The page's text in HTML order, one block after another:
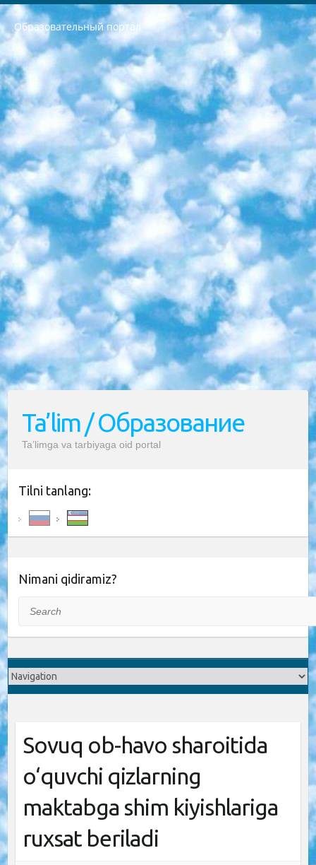
Образовательный портал
РЕСПУБЛИКА УЗБЕКИСТАН МИНИСТРЕРСТВО ДОШКОЛЬНОГО И ШКОЛЬНОГО ОБРАЗОВАНИЯ КОМАНДА в общеобразовательных учреждениях в 2023-2024 учебном году организация и проведение итоговой государственной аттестации обучающихся о Министра дошкольного и школьного образования Республики Узбекистан от 4 марта 2008 года (постановлением Минюста от 20 марта 2008 года № 1778 государственной регистрации) «Итоговое состояние учащихся общего среднего образования на основании положения об утверждении положения об аттестации общего среднего образования выпускной экзамен студентов в образовательных учреждениях в 2023-2024 учебном году В целях организации и прохождения аттестации приказываю: 1. Следующее: перечень предметов, по которым будет проводиться итоговая государственная аттестация и экзамен формы перевода согласно приложению 1; сертификаты международного образца, оценивающие уровень владения иностранными языками перечень согласно приложению 2; 2. Педагогический при специализированных образовательных учреждениях. научно-практический центр квалификации и международной оценки (Д.Давидова) 2024 г. До 25 марта: задания по предметам, по которым будет проводиться итоговая аттестация разработка и утверждение технических условий; итоговая аттестация на основании разработанного предметного задания разработка вопросов по предметам (устно и письменно), экзамен передача; общеобразовательные средние школы и специальные учебные заведения учащиеся выпускных классов школ и интернатов в агентской системе подготовка базы данных экзаменационных материалов и критериев оценки; перевод базы экзаменационных материалов на все языки обучения подать в Республиканский образовательный центр для изготовления; варианты экзаменов на основе разработанных контрольных материалов пусть будут поставлены задачи формирования. 3. Республиканский образовательный центр (Ш.Худайкулов) до 5 апреля 2024 года. до: база данных предоставленных экзаменационных материалов на все языки обучения перевод и экспертиза; для слепых, слабовидящих, глухих, слабослышащих и умственно отсталых детей учащиеся выпускных классов специализированных школ и школ-интернатов база данных экзаменационных материалов на всех преподаваемых языках подготовка критериев оценки; специализированные школы для умственно отсталых детей и технологии для учащихся выпускных классов школ-интернатов разработка соответствующих рекомендаций и критериев проведения ЕГЭ по естествознанию давать задания. 4. Педагогический при специализированных образовательных учреждениях. Научно-практический центр навыков и международной оценки (Д.Давидова), Республика образовательный центр (Худайкулов Ш.) итоговый государственный аттестационный экзамен ориентирован на творческое и логическое мышление при подготовке базы материалов учитывать введение заданий. 5. Следует отметить, что: сертификат государственного образца о знании общеобразовательного предмета и как минимум национальный уровень B1 по предметам на иностранных языках, указанным в Приложении 2. или международно признанный сертификат эквивалентного уровня студенты, изучающие определенный предмет, освобождаются от экзамена; по соответствующим предметам запланирована итоговая государственная аттестация за день до дня, путем жеребьевки Рабочей группой (в письменной форме по предметам, проводимым в форме) из числа сформированных вариантов выбрано 2 варианта; 2 выбранных варианта экзамена анонсированы на официальном сайте министерства и все выпускники по всей стране на основе этих вариантов проводит итоговую государственную аттестацию. 6. Государственное образование учащихся средних общеобразовательных учреждений. знания в соответствии с квалификационными требованиями, которые необходимо приобрести на основании стандартов итоговый (выпускной) контроль для 9 и 11 классов в целях тестирования Экзамены (далее – экзамены) состоят из предметов, перечисленных в приложении 1. будет сделано. 7. Экзамены пройдут с 26 мая по 15 июня 2024 г. (кроме науки физического воспитания). 8. Физическая для учащихся 9 классов общесредних образовательных учреждений. Экзамены по предмету «Образование, квалификация медицина» 1-6 мая 2024 года. сотрудники перевести под присмотр (с отклонениями в физическом или умственном развитии) специализированная школа для детей, школы-интернаты и со сколиозом школы-интернаты санаторного типа для больных детей исключены). 9. Он был слепым, слабовидящим и имел нарушения опорно-двигательного аппарата. экзамены в специализированных школах и интернатах для детей должны проводиться исходя из требований, предъявляемых к общеобразовательным учреждениям (физкультура кроме науки). 10. Специализированная школа для глухих и слабослышащих детей. и экзамены в интернатах и быть реализован в виде письменного теста по математике. 11. Специальность для умственно отсталых детей. Для 9 класса Родной язык и литературное письмо Государственный язык (язык обучения – узбекский). для неклассов) написано Математическое письмо Письменная/устная история Узбекистана Физическое воспитание практично Итоговый контроль Для 11 класса Написание родного языка и литературы (эссе) Математическое письмо Узбекский язык (обучение на узбекском языке) не посещающее общее среднее образование для учреждений)/Образовательное учреждение выбор письменный и устный Иностранный язык письменный/устный Письменная/устная история Узбекистана *По выбору студента:  Химия  Физика  Основы государственного права  География 10 бесплатных образовательных ресурсов - Мы составили подборку онлайн-проектов с интерактивными упражнениями, видеолекциями и статьями. Они помогут вам обрести новые и освежить старые знания бесплатно. 1. «ИНТУИТ» Старейшая образовательная площадка Рунета. Здесь вы найдёте сотни текстовых и видеокурсов на десятки различных тем — от программирования до психологии. Многие курсы подготовлены российскими университетами и крупными международными компаниями вроде Intel и Microsoft. Самостоятельное обучение бесплатное, но желающие могут оплатить услуги персональных наставников. 2. «Смартия» знакомит с актуальными профессиями и подсказывает, как им обучаться. Выбрав заинтересовавшую вас специальность — SMM-специалист, фотограф, веб-дизайнер или другую, — увидите список необходимых для неё умений. Чтобы вы могли освоить их самостоятельно, для каждого умения площадка отображает подборку ссылок на учебные материалы. Хотя «Смартия» ориентируется на русскоязычную аудиторию, часть контента всё же доступна только на английском. 3. «Лекторий Физтеха» Проект Московского физико-технического института (Физтеха). С его помощью вы можете смотреть онлайн серии лекций, записанные на видео в этом вузе. В числе доступных предметов — физика, биология, химия, информационные технологии и другие. К некоторым лекциям администрация ресурса прилагает готовые конспекты, которые можно скачивать в PDF-формате. 4. ITMOcourses Онлайн-площадка Санкт-Петербургского национального исследовательского университета информационных технологий, механики и оптики (ИТМО). Ресурс предоставляет свободный доступ к курсам, разработанным в этом вузе. Каталог материалов разбит на четыре категории: «Оптические системы и технологии», «Приборостроение и робототехника», «Информационные технологии» и «Биотехнологии». Курсы состоят из видеолекций, интерактивных демонстраций и заданий. 5. «КиберЛенинка» Электронная научная библиотека открытого доступа. Каталог площадки регулярно обрастает текстами статей из различных научных изданий. Сгруппированные по журналам и рубрикам публикации можно читать онлайн или скачивать целиком в PDF-формате. Проект нацелен на популяризацию науки за счёт открытого доступа к качественной информации. 6. «ПостНаука» На этом ресурсе публикуют подборки видеолекций, составленные экспертами из разных отраслей и объединённые общими темами. Среди них, к примеру, есть серии «Биоинформатика и геномика», «Культура средневековой Скандинавии» и Cinema Studies о теории кино. Каждая подборка лекций — логически связанная история, рассказанная экспертом от первого лица. Кроме того, на сайте появляются научно-образовательные статьи и тесты на разные темы. 7. «Newочём» Команда проекта «Newочём» отбирает самые интересные тексты из англоязычных СМИ и переводит те из них, за которые голосуют участники сообщества «ВКонтакте». По большей части это научно-популярные статьи. Редакторы придумывают лишь заголовки, в остальном содержание переводов соответствует оригиналам. Полные тексты можно читать прямо в социальной сети. 8. InternetUrok Онлайн-база материалов по основным дисциплинам школьной программы. Информация на сайте структурирована по классам, предметам и темам (урокам). Каждый урок состоит из видеолекций и конспектов. Есть также интерактивные тренажёры и тесты для закрепления пройденного материала. Даже если вы давно окончили школу, возможность повторить программу старших классов всегда может пригодиться. 9. Edutainme Ещё один ресурс об образовании. В отличие от Newtonew, как мне кажется, Edutainme больше ориентируется на представителей индустрии: педагогов, предпринимателей, разработчиков образовательных проектов. Но и любой, кто просто стремится к саморазвитию, найдёт на сайте много полезного и интересного для себя. Например, информацию о новых курсах и образовательных сервисах. 10. Newtonew Онлайн-медиа об образовании и обучении в широком смысле. Авторы Newtonew пишут об инструментах, заведениях, тактиках и стратегиях, которые помогают учить других и получать новые знания самостоятельно. На этой площадке вы найдёте новости, обзоры, аналитические мат
Ta’lim / Образование
Ta’limga va tarbiyaga oid portal
Tilni tanlang:
Nimani qidiramiz?
Sovuq ob-havo sharoitida
o‘quvchi qizlarning
maktabga shim kiyishlariga
ruxsat beriladi